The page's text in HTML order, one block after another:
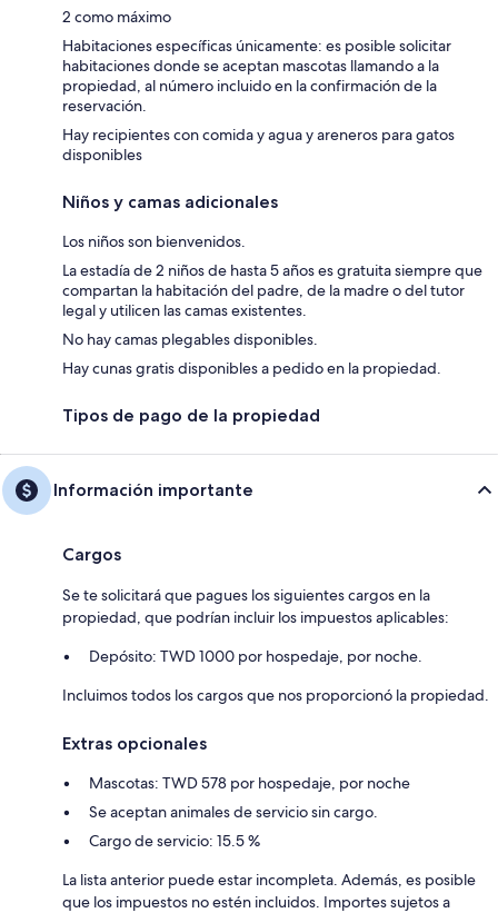
2 como máximo
Habitaciones específicas únicamente: es posible solicitar
habitaciones donde se aceptan mascotas llamando a la
propiedad, al número incluido en la confirmación de la
reservación.
Hay recipientes con comida y agua y areneros para gatos
disponibles
Niños y camas adicionales
Los niños son bienvenidos.
La estadía de 2 niños de hasta 5 años es gratuita siempre que
compartan la habitación del padre, de la madre o del tutor
legal y utilicen las camas existentes.
No hay camas plegables disponibles.
Hay cunas gratis disponibles a pedido en la propiedad.
Tipos de pago de la propiedad
Información importante
Cargos
Se te solicitará que pagues los siguientes cargos en la
propiedad, que podrían incluir los impuestos aplicables:
Depósito: TWD 1000 por hospedaje, por noche.
Incluimos todos los cargos que nos proporcionó la propiedad.
Extras opcionales
Mascotas: TWD 578 por hospedaje, por noche
Se aceptan animales de servicio sin cargo.
Cargo de servicio: 15.5 %
La lista anterior puede estar incompleta. Además, es posible
que los impuestos no estén incluidos. Importes sujetos a